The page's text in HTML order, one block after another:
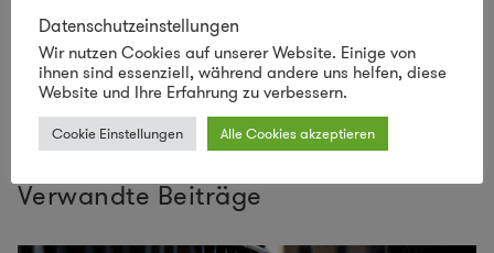
Verwandte Beiträge
Datenschutzeinstellungen
Wir nutzen Cookies auf unserer Website. Einige von
ihnen sind essenziell, während andere uns helfen, diese
Website und Ihre Erfahrung zu verbessern.
Cookie Einstellungen Alle Cookies akzeptieren